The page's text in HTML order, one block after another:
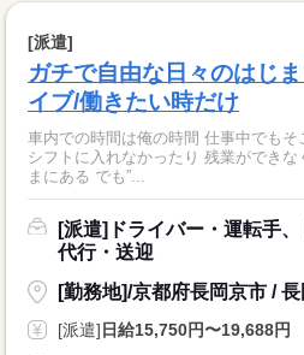
[派遣]
ガチで自由な日々のはじ
イブ/働きたい時だけ
車内での時間は俺の時間 仕事中でも
シフトに入れなかったり 残業ができ
まにある でも”...
[派遣]ドライバー・運転手
代行・送迎
[勤務地]/京都府長岡京市 /
[派遣]日給15,750円〜19,688円